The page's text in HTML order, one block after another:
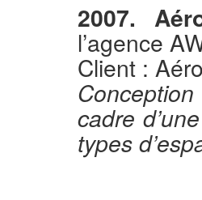
2007.
l’agence
Client :
cadre
types